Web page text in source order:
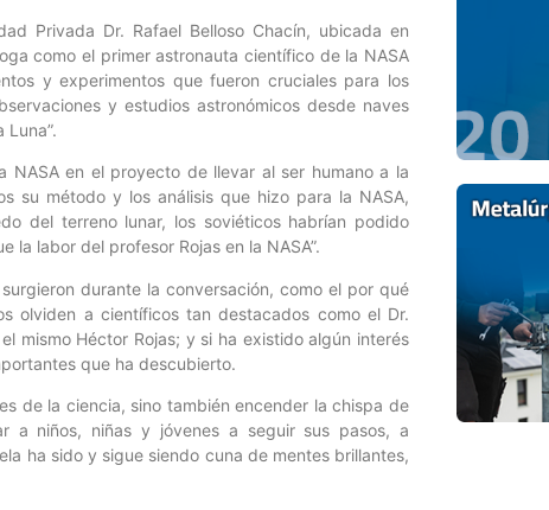
Privada Dr. Rafael Belloso Chacín, ubicada en
como el primer astronauta científico de la NASA
y experimentos que fueron cruciales para los
y estudios astronómicos desde naves
NASA en el proyecto de llevar al ser humano a la
su método y los análisis que hizo para la NASA,
del terreno lunar, los soviéticos habrían podido
la labor del profesor Rojas en la NASA”.
durante la conversación, como el por qué
olviden a científicos tan destacados como el Dr.
mismo Héctor Rojas; y si ha existido algún interés
que ha descubierto.
de la ciencia, sino también encender la chispa de
a niños, niñas y jóvenes a seguir sus pasos, a
ha sido y sigue siendo cuna de mentes brillantes,